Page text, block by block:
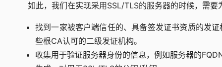
如此，我们在实现采用SSL/TLS的服务器的时候，需要
找到一家被客户端信任的、具备签发证书资质的发
些根CA认可的二级发证机构。
收集用于验证服务器身份的信息，例如服务器的